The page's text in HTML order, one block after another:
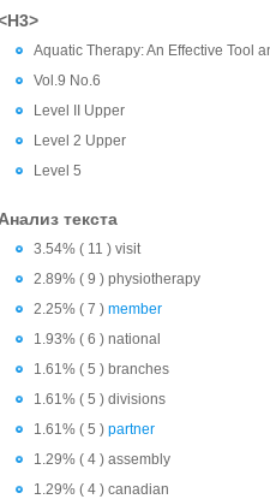
Aquatic Therapy: An Effective Tool
Vol.9 No.6
Level II Upper
Level 2 Upper
Level 5
Анализ текста
3.54% ( 11 ) visit
2.89% ( 9 ) physiotherapy
2.25% ( 7 ) member
1.93% ( 6 ) national
1.61% ( 5 ) branches
1.61% ( 5 ) divisions
1.61% ( 5 ) partner
1.29% ( 4 ) assembly
1.29% ( 4 ) canadian